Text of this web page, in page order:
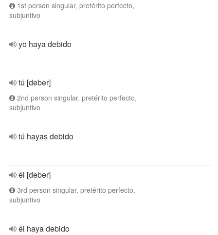
1st person singular, pretérito perfecto,
subjuntivo
yo haya debido
tú [deber]
2nd person singular, pretérito perfecto,
subjuntivo
tú hayas debido
él [deber]
3rd person singular, pretérito perfecto,
subjuntivo
él haya debido